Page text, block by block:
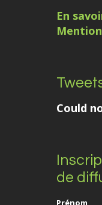
En
Could
de
Prénom